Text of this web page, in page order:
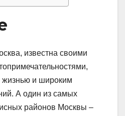
известна своими
жизнью и широким
А один из самых
районов Москвы –